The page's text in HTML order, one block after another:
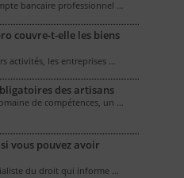
bancaire professionnel …
couvre-t-elle les biens
activités, les entreprises …
des artisans
de compétences, un …
vous pouvez avoir
du droit qui informe …